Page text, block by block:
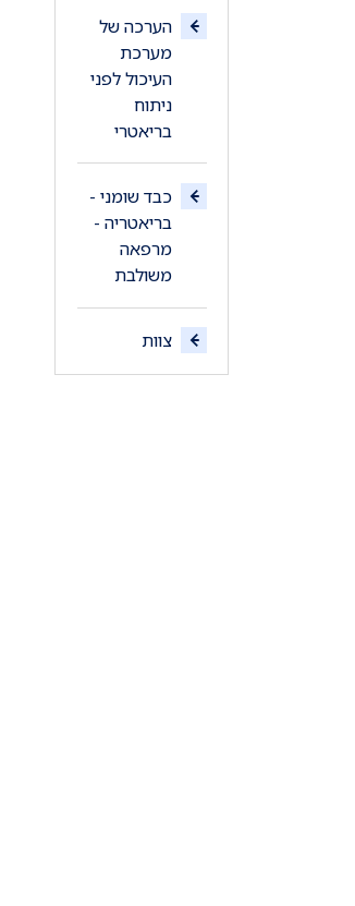
הערכה של
מערכת
העיכול לפני
ניתוח
בריאטרי
כבד שומני -
בריאטריה -
מרפאה
משולבת
צוות